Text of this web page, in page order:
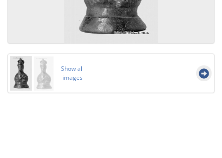
Show all
images